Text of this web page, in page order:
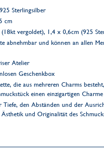
Sterlingsilber
cm
vergoldet), 1,4 x 0,6cm (925
abnehmbar und können an allen
Atelier
Geschenkbox
die aus mehreren Charms
einen einzigartigen
Tiefe, den Abständen und der
und Originalität des